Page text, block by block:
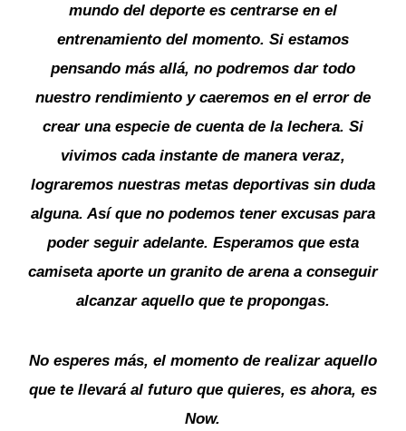
mundo del deporte es centrarse en el
entrenamiento del momento. Si estamos
pensando más allá, no podremos dar todo
nuestro rendimiento y caeremos en el error de
crear una especie de cuenta de la lechera. Si
vivimos cada instante de manera veraz,
lograremos nuestras metas deportivas sin duda
alguna. Así que no podemos tener excusas para
poder seguir adelante. Esperamos que esta
camiseta aporte un granito de arena a conseguir
alcanzar aquello que te propongas.
No esperes más, el momento de realizar aquello
que te llevará al futuro que quieres, es ahora, es
Now.